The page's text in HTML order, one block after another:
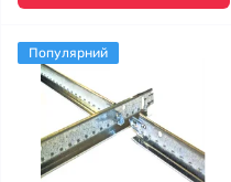
Популярний